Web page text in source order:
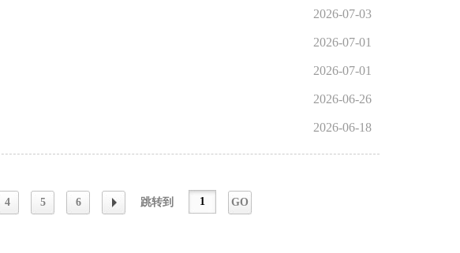
2026-07-03
2026-07-01
2026-07-01
2026-06-26
2026-06-18
4 5 6 跳转到 GO